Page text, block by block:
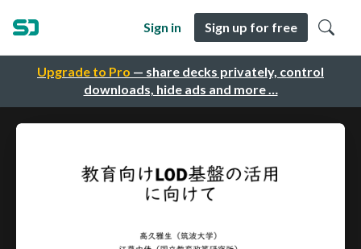
Upgrade to Pro — share decks privately, control
downloads, hide ads and more …
Sign in Sign up for free